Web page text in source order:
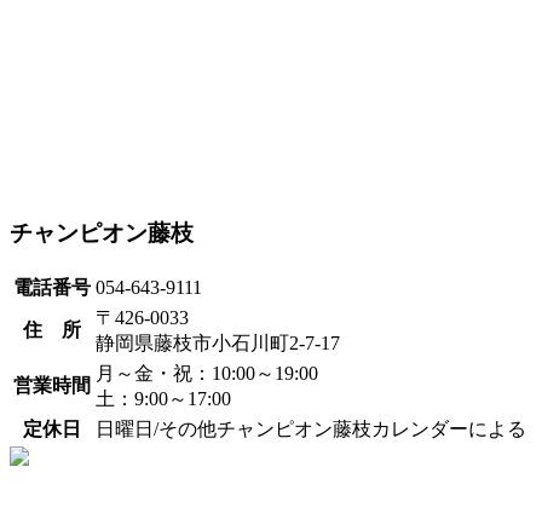
チャンピオン藤枝
電話番号 054-643-9111
住 所
〒426-0033
静岡県藤枝市小石川町2-7-17
営業時間
月～金・祝：10:00～19:00
土：9:00～17:00
定休日
日曜日/その他チャンピオン藤枝カレンダーによる